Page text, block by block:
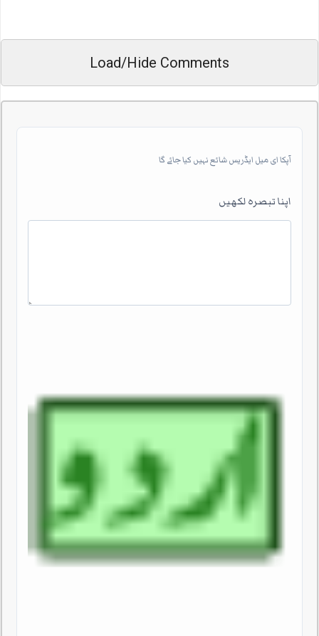
Load/Hide Comments
آپکا ای میل ایڈریس شائع نہیں کیا جائے گا
اپنا تبصرہ لکھیں